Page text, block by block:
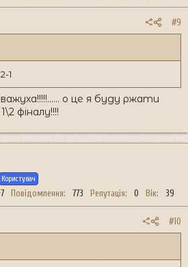
#9
1
о це я буду ржати
фіналу!!!!
Користувач
Повідомлення 773 Репутація 0 Вік 39
#10